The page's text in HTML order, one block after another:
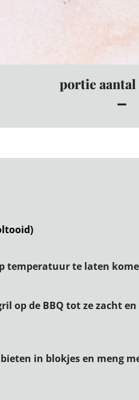
portie aantal
−
temperatuur te laten
op de BBQ tot ze zacht
in blokjes en meng